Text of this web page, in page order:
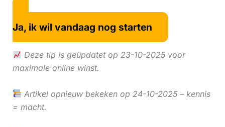
Ja, ik wil vandaag nog starten
Deze tip is geüpdatet op 23-10-2025 voor
maximale online winst.
Artikel opnieuw bekeken op 24-10-2025 – kennis
= macht.